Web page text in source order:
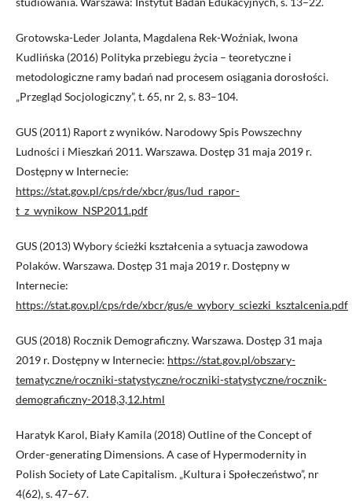
Grotowska-Leder Jolanta, Magdalena Rek-Woźniak, Iwona
Kudlińska (2016) Polityka przebiegu życia – teoretyczne i
metodologiczne ramy badań nad procesem osiągania dorosłości.
„Przegląd Socjologiczny”, t. 65, nr 2, s. 83–104.
GUS (2011) Raport z wyników. Narodowy Spis Powszechny
Ludności i Mieszkań 2011. Warszawa. Dostęp 31 maja 2019 r.
Dostępny w Internecie:
https://stat.gov.pl/cps/rde/xbcr/gus/lud_rapor-
t_z_wynikow_NSP2011.pdf
GUS (2013) Wybory ścieżki kształcenia a sytuacja zawodowa
Polaków. Warszawa. Dostęp 31 maja 2019 r. Dostępny w
Internecie:
https://stat.gov.pl/cps/rde/xbcr/gus/e_wybory_sciezki_ksztalcenia.pdf
GUS (2018) Rocznik Demograficzny. Warszawa. Dostęp 31 maja
2019 r. Dostępny w Internecie: https://stat.gov.pl/obszary-
tematyczne/roczniki-statystyczne/roczniki-statystyczne/rocznik-
demograficzny-2018,3,12.html
Haratyk Karol, Biały Kamila (2018) Outline of the Concept of
Order-generating Dimensions. A case of Hypermodernity in
Polish Society of Late Capitalism. „Kultura i Społeczeństwo”, nr
4(62), s. 47–67.